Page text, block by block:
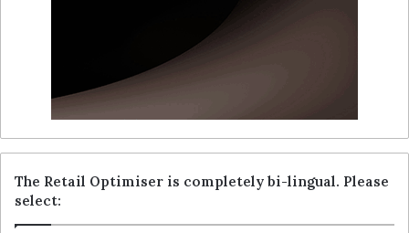
The Retail Optimiser is completely bi-lingual. Please
select: